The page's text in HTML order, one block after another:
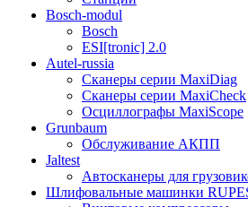
Bosch-modul
Bosch
ESI[tronic] 2.0
Autel-russia
Сканеры серии MaxiDiag
Сканеры серии MaxiCheck
Осциллографы MaxiScope
Grunbaum
Обслуживание АКПП
Jaltest
Автосканеры для
Шлифовальные машинки